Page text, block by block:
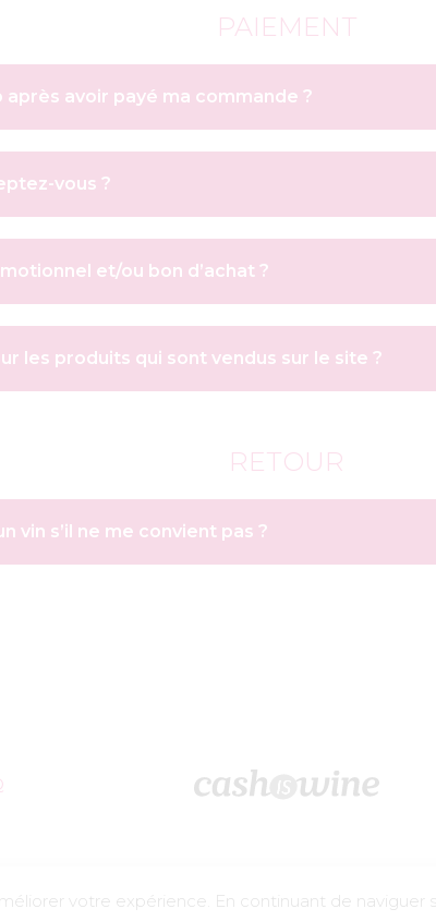
PAIEMENT
avoir payé ma commande ?
vous ?
et/ou bon d’achat ?
les produits qui sont vendus sur le site ?
RETOUR
vin s’il ne me convient pas ?
L’abus d’alcool est dangereux pour la santé, à consommer avec
votre expérience. En continuant de naviguer